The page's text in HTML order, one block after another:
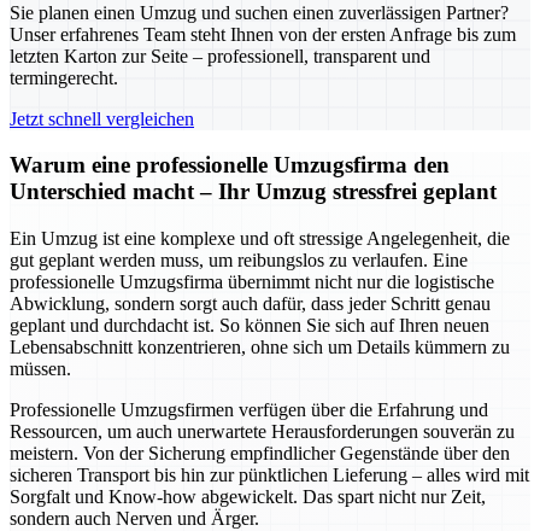
Sie planen einen Umzug und suchen einen zuverlässigen Partner?
Unser erfahrenes Team steht Ihnen von der ersten Anfrage bis zum
letzten Karton zur Seite – professionell, transparent und
termingerecht.
Jetzt schnell vergleichen
Warum eine professionelle Umzugsfirma den
Unterschied macht – Ihr Umzug stressfrei geplant
Ein Umzug ist eine komplexe und oft stressige Angelegenheit, die
gut geplant werden muss, um reibungslos zu verlaufen. Eine
professionelle Umzugsfirma übernimmt nicht nur die logistische
Abwicklung, sondern sorgt auch dafür, dass jeder Schritt genau
geplant und durchdacht ist. So können Sie sich auf Ihren neuen
Lebensabschnitt konzentrieren, ohne sich um Details kümmern zu
müssen.
Professionelle Umzugsfirmen verfügen über die Erfahrung und
Ressourcen, um auch unerwartete Herausforderungen souverän zu
meistern. Von der Sicherung empfindlicher Gegenstände über den
sicheren Transport bis hin zur pünktlichen Lieferung – alles wird mit
Sorgfalt und Know-how abgewickelt. Das spart nicht nur Zeit,
sondern auch Nerven und Ärger.